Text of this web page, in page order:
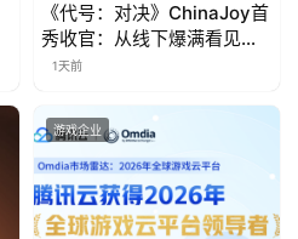
《代号：对决》ChinaJoy首
秀收官：从线下爆满看见玩
家的真实期待
1天前
游戏企业